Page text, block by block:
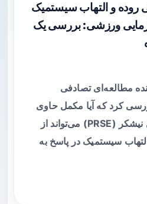
روده و التهاب سیستمیک
ورزشی: بررسی یک
مطالعه‌ای تصادفی
کرد که آیا مکمل حاوی
عصاره غنی از پلی‌فنول نیشکر (PRSE) می‌تواند از
سیستمیک در پاسخ به